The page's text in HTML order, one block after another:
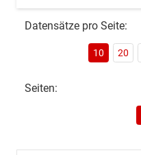
Datensätze pro Seite:
10 20
Seiten: